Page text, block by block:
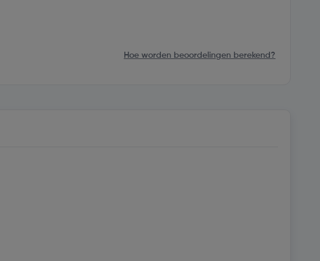
Hoe worden beoordelingen berekend?